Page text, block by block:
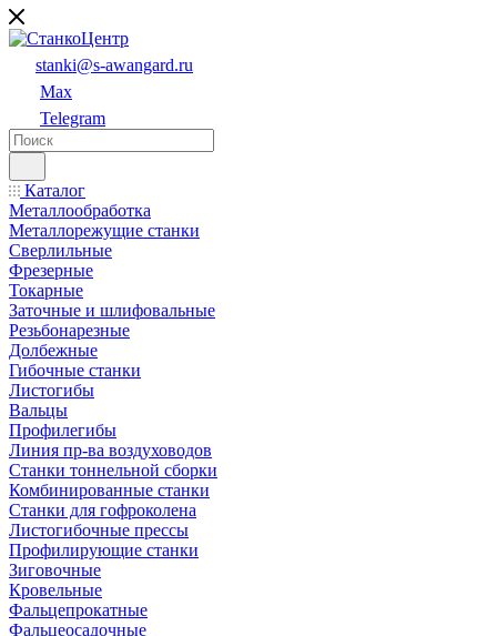
stanki@s-awangard.ru
Max
Telegram
Каталог
Металлообработка
Металлорежущие станки
Сверлильные
Фрезерные
Токарные
Заточные и шлифовальные
Резьбонарезные
Долбежные
Гибочные станки
Листогибы
Вальцы
Профилегибы
Линия пр-ва воздуховодов
Станки тоннельной сборки
Комбинированные станки
Станки для гофроколена
Листогибочные прессы
Профилирующие станки
Зиговочные
Кровельные
Фальцепрокатные
Фальцеосадочные